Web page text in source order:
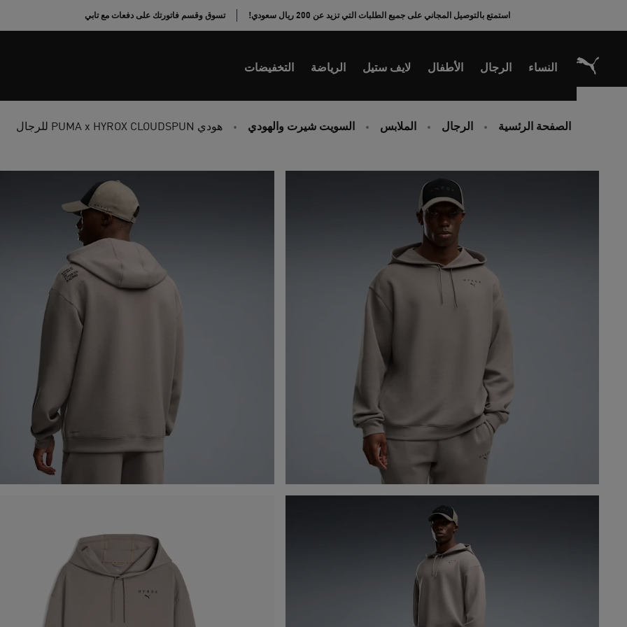
استمتع بالتوصيل المجاني على جميع الطلبات التي تزيد عن 200 ريال سعودي! تسوق وقسم فاتورتك على دفعات مع تابي
النساء الرجال الأطفال لايف ستيل الرياضة التخفيضات
الصفحة الرئسية الرجال الملابس السويت شيرت والهودي هودي PUMA x HYROX CLOUDSPUN للرجال